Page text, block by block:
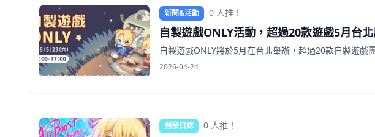
新聞&活動 0 人推！
自製遊戲ONLY活動，超過20款遊戲5月台
自製遊戲ONLY將於5月在台北舉辦，超過20款自製遊戲
2026-04-24
開發日誌 0 人推！